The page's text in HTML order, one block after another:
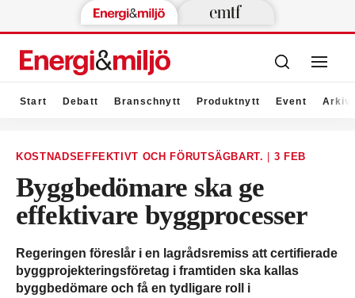
Start Debatt Branschnytt Produktnytt Event Arkiv
KOSTNADSEFFEKTIVT OCH FÖRUTSÄGBART. 3 FEB
Byggbedömare ska ge
effektivare byggprocesser
Regeringen föreslår i en lagrådsremiss att certifierade
byggprojekteringsföretag i framtiden ska kallas
byggbedömare och få en tydligare roll i